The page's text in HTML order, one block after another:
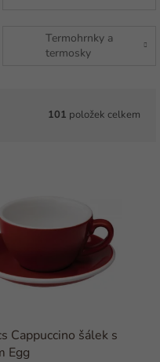
Termohrnky a
termosky
101 položek celkem
Cappuccino šálek s
Egg